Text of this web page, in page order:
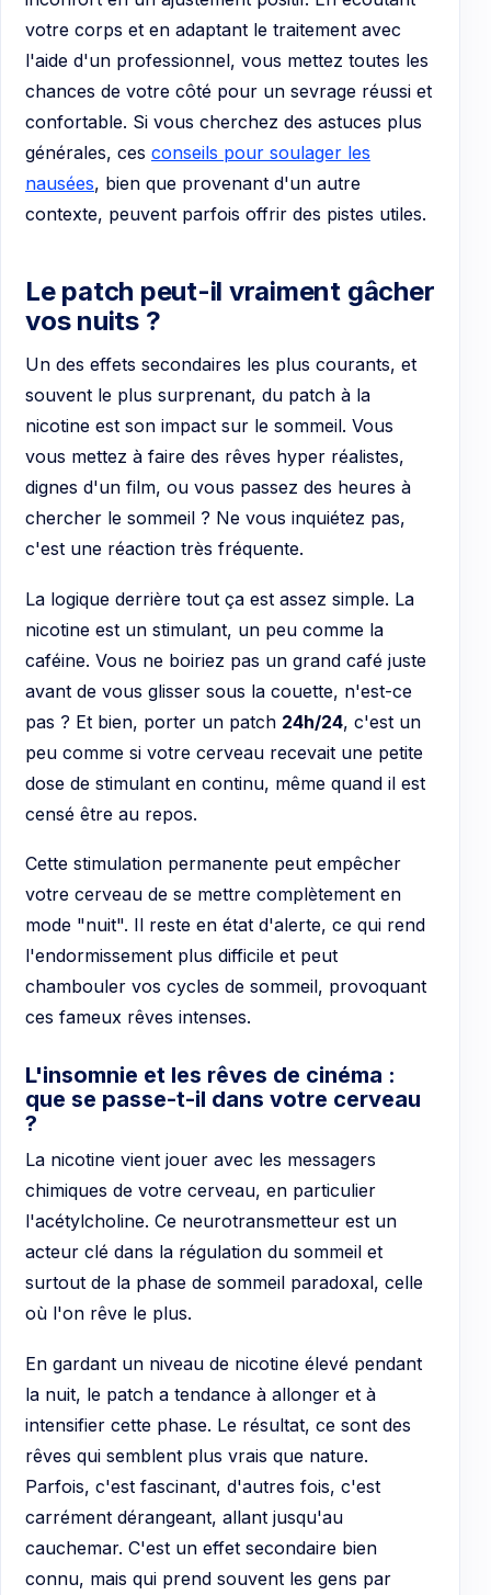
votre corps et en adaptant le traitement avec
l'aide d'un professionnel, vous mettez toutes les
chances de votre côté pour un sevrage réussi et
confortable. Si vous cherchez des astuces plus
générales, ces conseils pour soulager les
nausées, bien que provenant d'un autre
contexte, peuvent parfois offrir des pistes utiles.
Le patch peut-il vraiment gâcher
vos nuits ?
Un des effets secondaires les plus courants, et
souvent le plus surprenant, du patch à la
nicotine est son impact sur le sommeil. Vous
vous mettez à faire des rêves hyper réalistes,
dignes d'un film, ou vous passez des heures à
chercher le sommeil ? Ne vous inquiétez pas,
c'est une réaction très fréquente.
La logique derrière tout ça est assez simple. La
nicotine est un stimulant, un peu comme la
caféine. Vous ne boiriez pas un grand café juste
avant de vous glisser sous la couette, n'est-ce
pas ? Et bien, porter un patch 24h/24, c'est un
peu comme si votre cerveau recevait une petite
dose de stimulant en continu, même quand il est
censé être au repos.
Cette stimulation permanente peut empêcher
votre cerveau de se mettre complètement en
mode "nuit". Il reste en état d'alerte, ce qui rend
l'endormissement plus difficile et peut
chambouler vos cycles de sommeil, provoquant
ces fameux rêves intenses.
L'insomnie et les rêves de cinéma :
que se passe-t-il dans votre cerveau
?
La nicotine vient jouer avec les messagers
chimiques de votre cerveau, en particulier
l'acétylcholine. Ce neurotransmetteur est un
acteur clé dans la régulation du sommeil et
surtout de la phase de sommeil paradoxal, celle
où l'on rêve le plus.
En gardant un niveau de nicotine élevé pendant
la nuit, le patch a tendance à allonger et à
intensifier cette phase. Le résultat, ce sont des
rêves qui semblent plus vrais que nature.
Parfois, c'est fascinant, d'autres fois, c'est
carrément dérangeant, allant jusqu'au
cauchemar. C'est un effet secondaire bien
connu, mais qui prend souvent les gens par